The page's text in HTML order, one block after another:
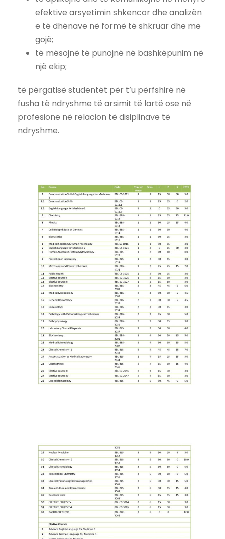
efektive arsyetimin shkencor dhe analizën
e të dhënave në formë të shkruar dhe me
gojë;
të mësojnë të punojnë në bashkëpunim në
një ekip;
të përgatisë studentët për t’u përfshirë në
fusha të ndryshme të arsimit të lartë ose në
profesione në relacion të disiplinave të
ndryshme.